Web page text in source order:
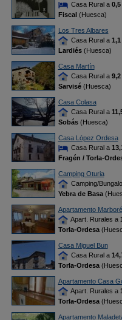
Casa Rural a
Fiscal(Huesca)
Los Tres Albares
Casa Rural a
Lardiés(Huesca)
Casa Martín
Casa Rural a
Sarvisé(Huesca)
Casa Colasa
Casa Rural a
Sobás(Huesca)
Casa López Ordesa
Casa Rural a
Fragén / Torla-
Camping Oturia
Camping/
Yebra de Basa
Apartamento Marboré
Apart. Rurales a
Torla-Ordesa
Casa Miguel Bun
Casa Rural a
Torla-Ordesa
Apartamento Casa
Apart. Rurales a
Torla-Ordesa
Apartamento